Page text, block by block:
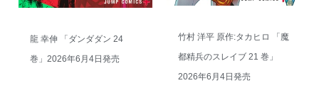
龍 幸伸 「ダンダダン 24
巻」2026年6月4日発売
竹村 洋平 原作:タカヒロ 「魔
都精兵のスレイブ 21 巻」
2026年6月4日発売